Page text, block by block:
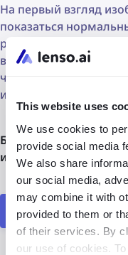
This website uses
We use cookies to
provide social media
We also share
our social media,
may combine it with
provided to them or
of their services. By
our use of cookies.
На первый взгляд
показаться
рассмотрении
выглядеть
что-то выглядит
изображение,
Боитесь, что имеете
изображением?
Узнайте, как